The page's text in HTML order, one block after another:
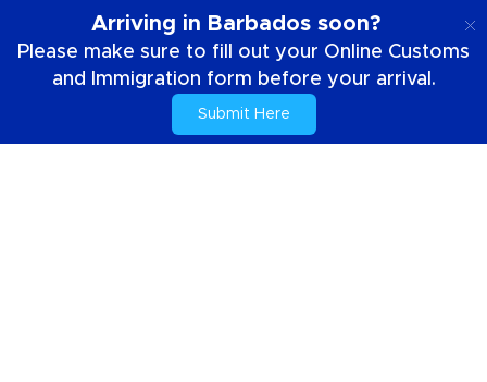
Arriving in Barbados soon?
Please make sure to fill out your Online Customs
and Immigration form before your arrival.
Submit Here